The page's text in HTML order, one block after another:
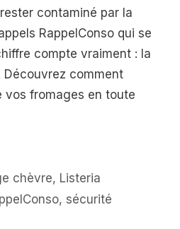
contaminé par la
RappelConso qui se
compte vraiment : la
comment
vos fromages en toute
chèvre, Listeria
, sécurité